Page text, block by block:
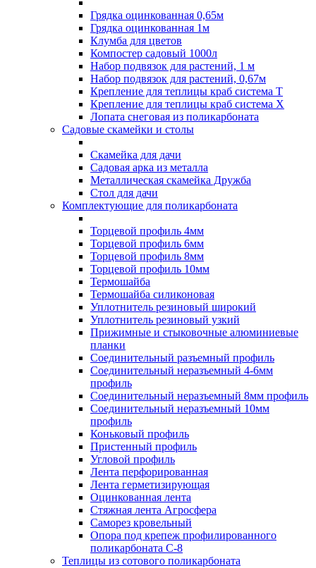
Грядка оцинкованная 0,65м
Грядка оцинкованная 1м
Клумба для цветов
Компостер садовый 1000л
Набор подвязок для растений, 1 м
Набор подвязок для растений, 0,67м
Крепление для теплицы краб система Т
Крепление для теплицы краб система Х
Лопата снеговая из поликарбоната
Садовые скамейки и столы
Скамейка для дачи
Садовая арка из металла
Металлическая скамейка Дружба
Стол для дачи
Комплектующие для поликарбоната
Торцевой профиль 4мм
Торцевой профиль 6мм
Торцевой профиль 8мм
Торцевой профиль 10мм
Термошайба
Термошайба силиконовая
Уплотнитель резиновый широкий
Уплотнитель резиновый узкий
Прижимные и стыковочные алюминиевые
планки
Соединительный разъемный профиль
Соединительный неразъемный 4-6мм
профиль
Соединительный неразъемный 8мм профиль
Соединительный неразъемный 10мм
профиль
Коньковый профиль
Пристенный профиль
Угловой профиль
Лента перфорированная
Лента герметизирующая
Оцинкованная лента
Стяжная лента Агросфера
Саморез кровельный
Опора под крепеж профилированного
поликарбоната С-8
Теплицы из сотового поликарбоната